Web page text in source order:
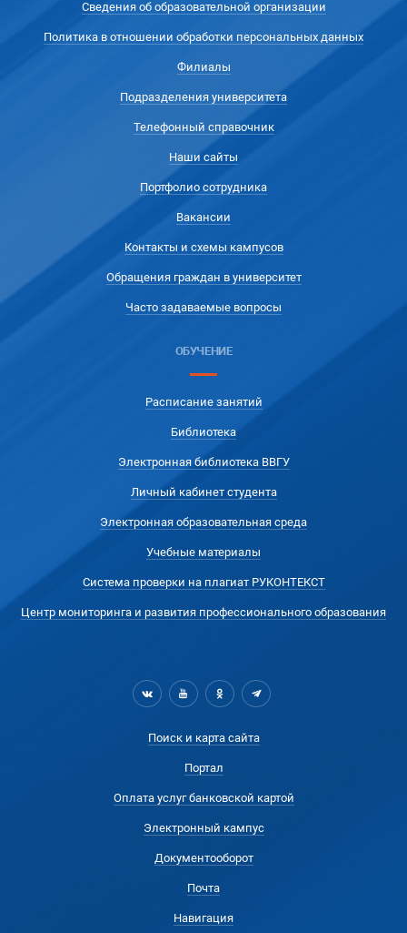
Сведения об образовательной организации
Политика в отношении обработки персональных данных
Филиалы
Подразделения университета
Телефонный справочник
Наши сайты
Портфолио сотрудника
Вакансии
Контакты и схемы кампусов
Обращения граждан в университет
Часто задаваемые вопросы
ОБУЧЕНИЕ
Расписание занятий
Библиотека
Электронная библиотека ВВГУ
Личный кабинет студента
Электронная образовательная среда
Учебные материалы
Система проверки на плагиат РУКОНТЕКСТ
Центр мониторинга и развития профессионального образования
Поиск и карта сайта
Портал
Оплата услуг банковской картой
Электронный кампус
Документооборот
Почта
Навигация